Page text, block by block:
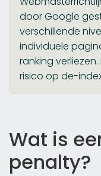
door Google
verschillende
individuele
ranking
risico op de-
Wat is
penalty?